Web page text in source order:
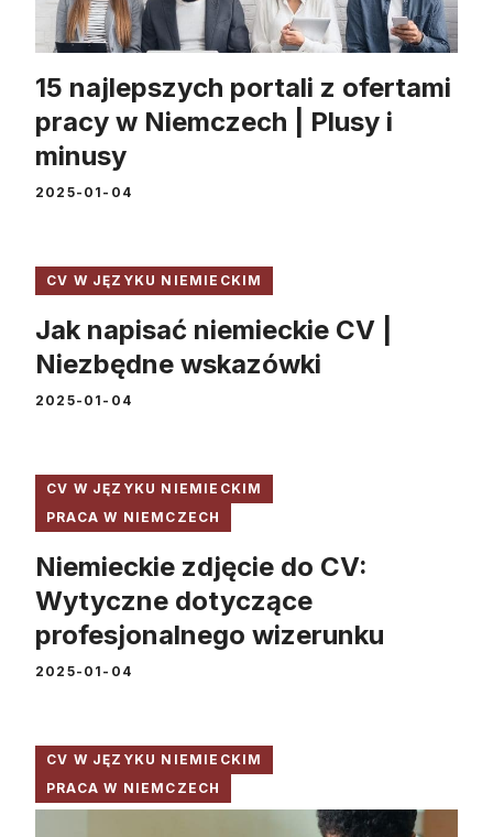
15 najlepszych portali z ofertami
pracy w Niemczech | Plusy i
minusy
2025-01-04
CV W JĘZYKU NIEMIECKIM
Jak napisać niemieckie CV |
Niezbędne wskazówki
2025-01-04
CV W JĘZYKU NIEMIECKIM
PRACA W NIEMCZECH
Niemieckie zdjęcie do CV:
Wytyczne dotyczące
profesjonalnego wizerunku
2025-01-04
CV W JĘZYKU NIEMIECKIM
PRACA W NIEMCZECH